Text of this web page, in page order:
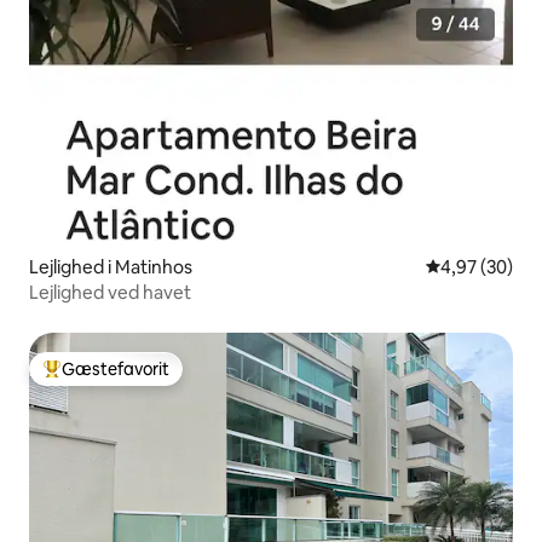
Lejlighed i Matinhos 4,97 ud af 5 i
4,97 (30)
Lejlighed ved havet
Bedste gæstefavorit
Gæstefavorit